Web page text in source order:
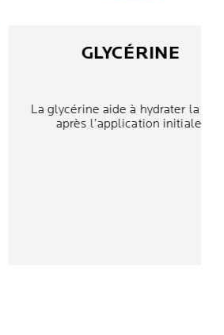
GLYCÉRINE
La glycérine aide à hydrater la peau
après l’application initiale.